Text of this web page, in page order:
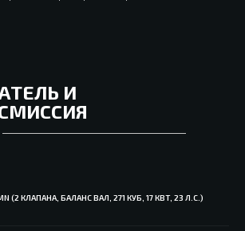
И
(2 КЛАПАНА, БАЛАНС ВАЛ, 271 КУБ, 17 КВТ, 23 Л.С.)